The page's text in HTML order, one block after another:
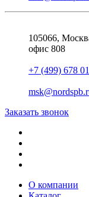
105066,
офис 808
+7 (499) 678
Заказать звонок
О компании